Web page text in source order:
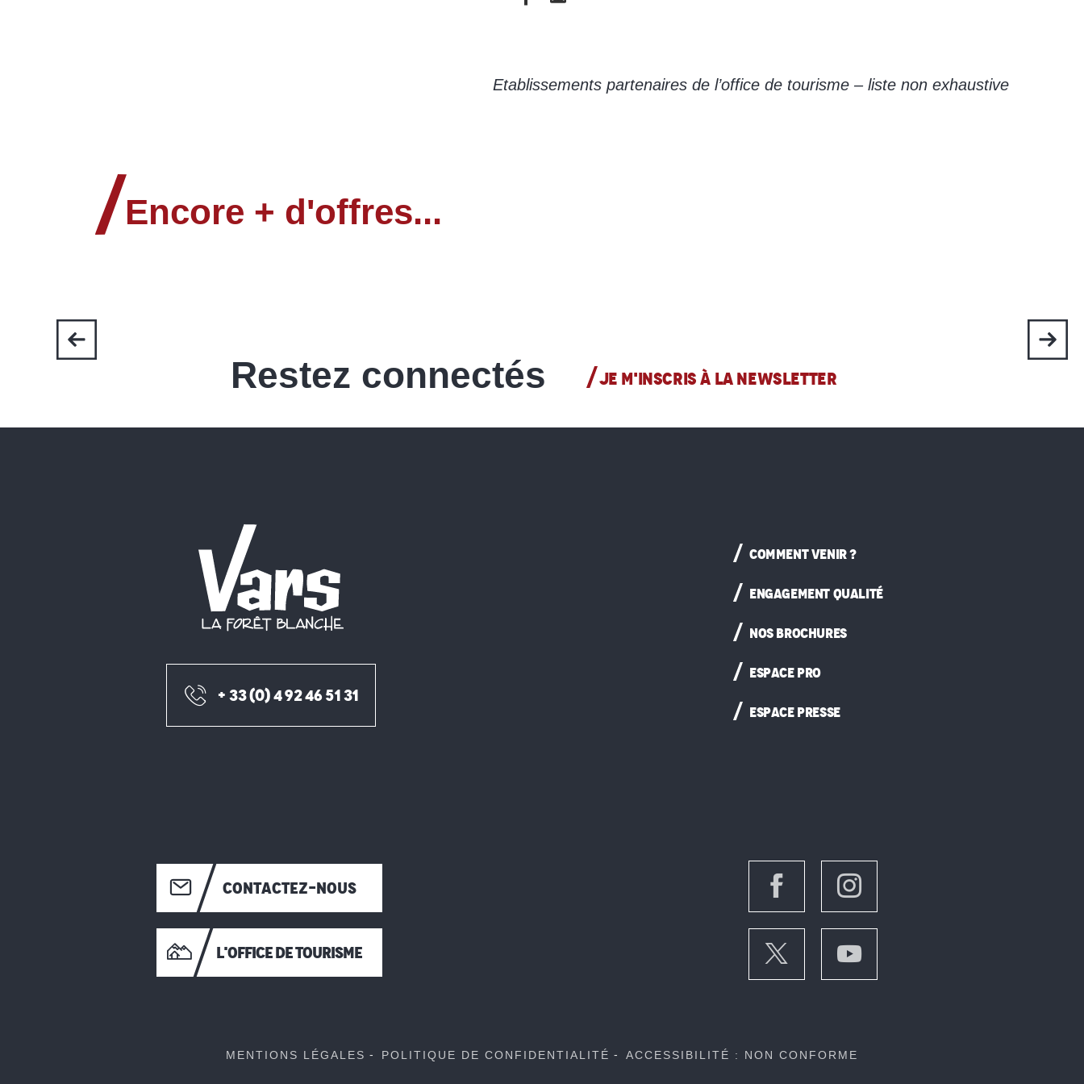
Etablissements partenaires de l’office de tourisme – liste non exhaustive
Encore + d'offres...
Restez connectés JE M'INSCRIS À LA NEWSLETTER
+ 33 (0) 4 92 46 51 31
COMMENT VENIR ?
ENGAGEMENT QUALITÉ
NOS BROCHURES
ESPACE PRO
ESPACE PRESSE
CONTACTEZ-NOUS
L'OFFICE DE TOURISME
MENTIONS LÉGALES POLITIQUE DE CONFIDENTIALITÉ ACCESSIBILITÉ : NON CONFORME